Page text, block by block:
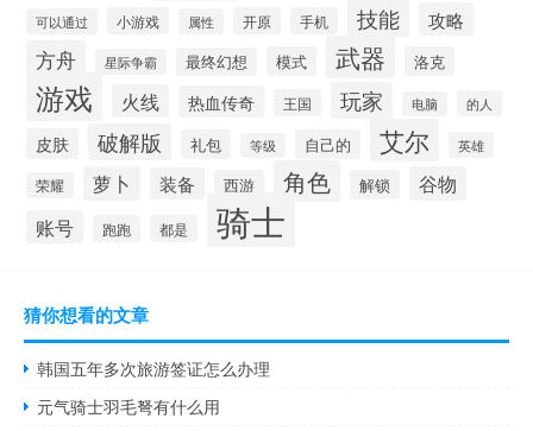
可以通过 小游戏 属性 开原 手机 技能 攻略
方舟 星际争霸 最终幻想 模式 武器 洛克
游戏 火线 热血传奇 王国 玩家 电脑 的人
皮肤 破解版 礼包 等级 自己的 艾尔 英雄
荣耀 萝卜 装备 西游 角色 解锁 谷物
账号 跑跑 都是 骑士
猜你想看的文章
韩国五年多次旅游签证怎么办理
元气骑士羽毛弩有什么用